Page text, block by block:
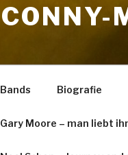
CONNY-
Bands Biografie
Gary Moore – man liebt